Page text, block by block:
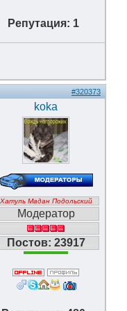
Репутация: 1
#320373
koka
Хатуль Мадан Подольский
Модератор
Постов: 23917